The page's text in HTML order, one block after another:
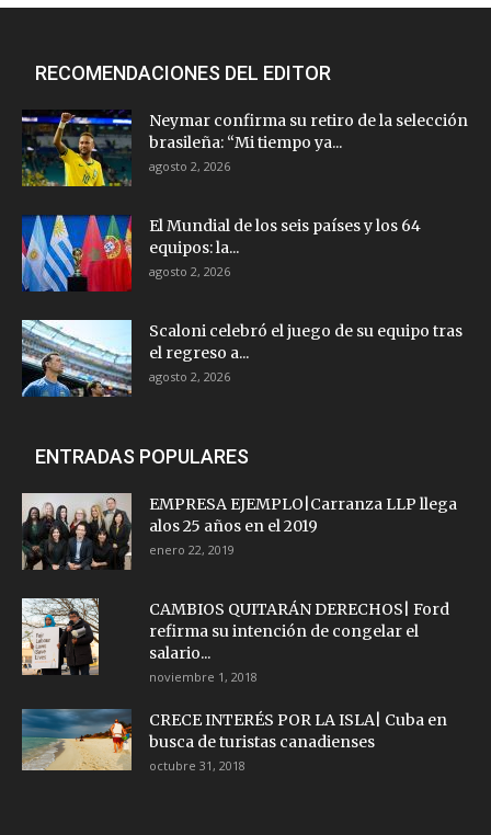
RECOMENDACIONES DEL EDITOR
Neymar confirma su retiro de la selección
brasileña: “Mi tiempo ya...
agosto 2, 2026
El Mundial de los seis países y los 64
equipos: la...
agosto 2, 2026
Scaloni celebró el juego de su equipo tras
el regreso a...
agosto 2, 2026
ENTRADAS POPULARES
EMPRESA EJEMPLO|Carranza LLP llega
alos 25 años en el 2019
enero 22, 2019
CAMBIOS QUITARÁN DERECHOS| Ford
refirma su intención de congelar el
salario...
noviembre 1, 2018
CRECE INTERÉS POR LA ISLA| Cuba en
busca de turistas canadienses
octubre 31, 2018